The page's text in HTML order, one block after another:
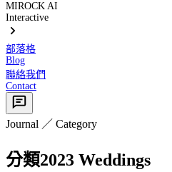
MIROCK AI
Interactive
部落格
Blog
聯絡我們
Contact
Journal ／ Category
分類2023 Weddings